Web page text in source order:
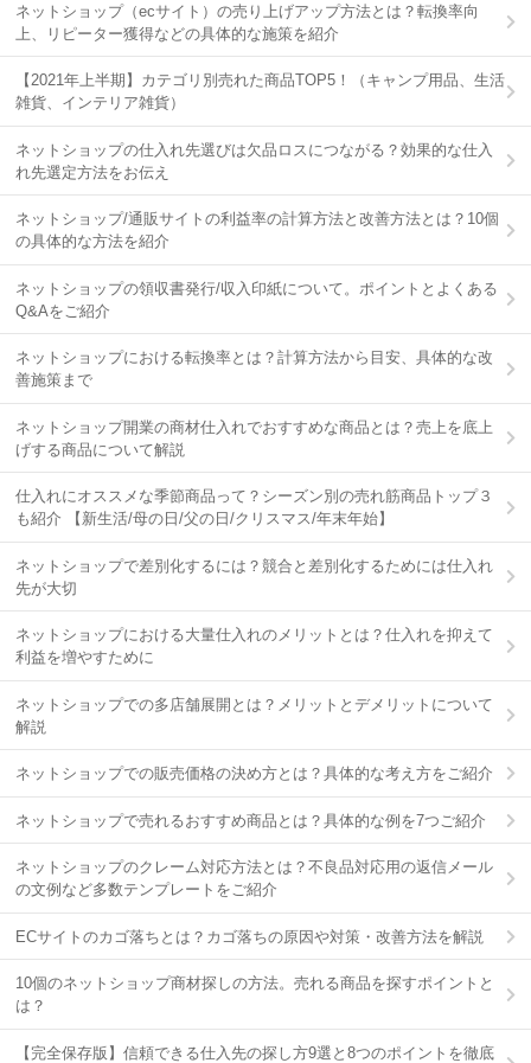
ネットショップ（ecサイト）の売り上げアップ方法とは？転換率向
上、リピーター獲得などの具体的な施策を紹介
【2021年上半期】カテゴリ別売れた商品TOP5！（キャンプ用品、生活
雑貨、インテリア雑貨）
ネットショップの仕入れ先選びは欠品ロスにつながる？効果的な仕入
れ先選定方法をお伝え
ネットショップ/通販サイトの利益率の計算方法と改善方法とは？10個
の具体的な方法を紹介
ネットショップの領収書発行/収入印紙について。ポイントとよくある
Q&Aをご紹介
ネットショップにおける転換率とは？計算方法から目安、具体的な改
善施策まで
ネットショップ開業の商材仕入れでおすすめな商品とは？売上を底上
げする商品について解説
仕入れにオススメな季節商品って？シーズン別の売れ筋商品トップ３
も紹介 【新生活/母の日/父の日/クリスマス/年末年始】
ネットショップで差別化するには？競合と差別化するためには仕入れ
先が大切
ネットショップにおける大量仕入れのメリットとは？仕入れを抑えて
利益を増やすために
ネットショップでの多店舗展開とは？メリットとデメリットについて
解説
ネットショップでの販売価格の決め方とは？具体的な考え方をご紹介
ネットショップで売れるおすすめ商品とは？具体的な例を7つご紹介
ネットショップのクレーム対応方法とは？不良品対応用の返信メール
の文例など多数テンプレートをご紹介
ECサイトのカゴ落ちとは？カゴ落ちの原因や対策・改善方法を解説
10個のネットショップ商材探しの方法。売れる商品を探すポイントと
は？
【完全保存版】信頼できる仕入先の探し方9選と8つのポイントを徹底